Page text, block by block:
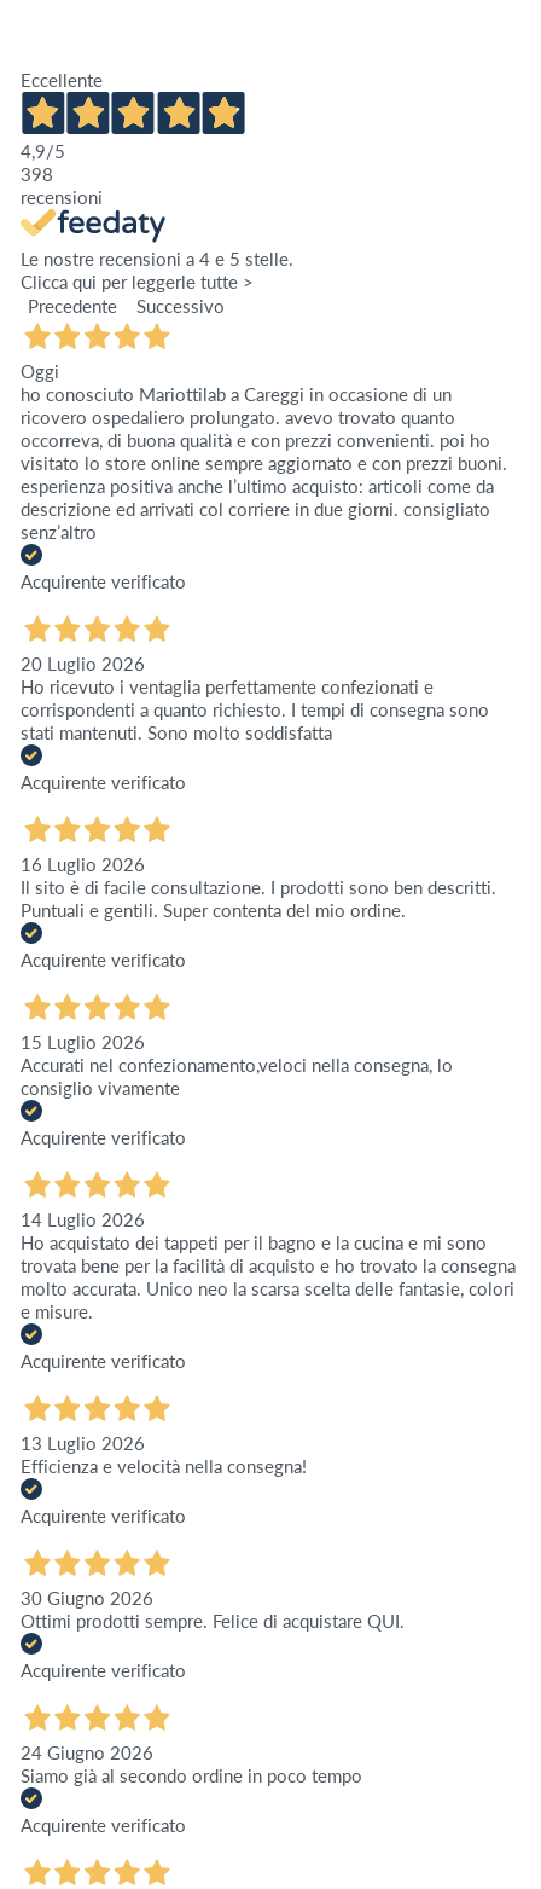
Eccellente
4,9/5
398
recensioni
Le nostre recensioni a 4 e 5 stelle.
Clicca qui per leggerle tutte >
Precedente
Successivo
Oggi
ho conosciuto Mariottilab a Careggi in occasione di un
ricovero ospedaliero prolungato. avevo trovato quanto
occorreva, di buona qualità e con prezzi convenienti. poi ho
visitato lo store online sempre aggiornato e con prezzi buoni.
esperienza positiva anche l’ultimo acquisto: articoli come da
descrizione ed arrivati col corriere in due giorni. consigliato
senz’altro
Acquirente verificato
20 Luglio 2026
Ho ricevuto i ventaglia perfettamente confezionati e
corrispondenti a quanto richiesto. I tempi di consegna sono
stati mantenuti. Sono molto soddisfatta
Acquirente verificato
16 Luglio 2026
Il sito è di facile consultazione. I prodotti sono ben descritti.
Puntuali e gentili. Super contenta del mio ordine.
Acquirente verificato
15 Luglio 2026
Accurati nel confezionamento,veloci nella consegna, lo
consiglio vivamente
Acquirente verificato
14 Luglio 2026
Ho acquistato dei tappeti per il bagno e la cucina e mi sono
trovata bene per la facilità di acquisto e ho trovato la consegna
molto accurata. Unico neo la scarsa scelta delle fantasie, colori
e misure.
Acquirente verificato
13 Luglio 2026
Efficienza e velocità nella consegna!
Acquirente verificato
30 Giugno 2026
Ottimi prodotti sempre. Felice di acquistare QUI.
Acquirente verificato
24 Giugno 2026
Siamo già al secondo ordine in poco tempo
Acquirente verificato